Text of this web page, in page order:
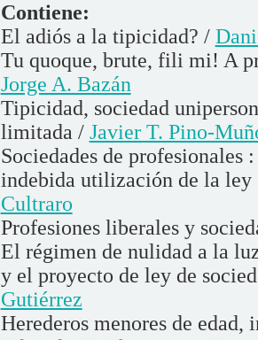
Contiene:
El adiós a la tipicidad? /
Tu quoque, brute, fili mi! A
Jorge A. Bazán
Tipicidad, sociedad
limitada / Javier T. Pino-
Sociedades de profesionales
indebida utilización de la
Cultraro
Profesiones liberales y
El régimen de nulidad a la
y el proyecto de ley de
Gutiérrez
Herederos menores de